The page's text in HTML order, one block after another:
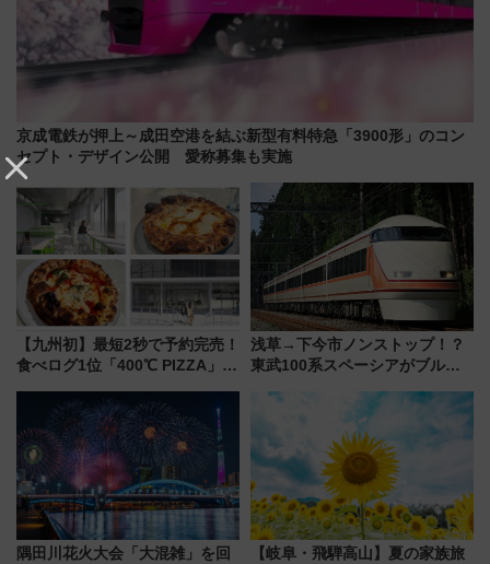
京成電鉄が押上～成田空港を結ぶ新型有料特急「3900形」のコン
セプト・デザイン公開 愛称募集も実施
【九州初】最短2秒で予約完売！
食べログ1位「400℃ PIZZA」が
プン。もつ鍋風など限定メニュ
ーも
浅草→下今市ノンストップ！？
東武100系スペーシアがブルー
ー当時の停車駅」を再現 運転
時刻や特急券の買い方を紹介
隅田川花火大会「大混雑」を回
【岐阜・飛騨高山】夏の家族旅